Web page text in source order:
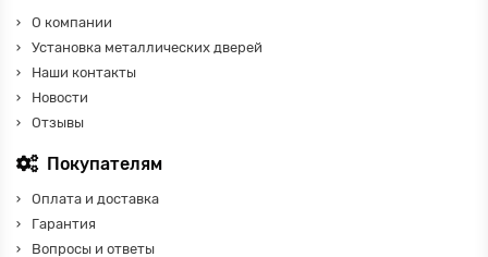
О компании
Установка металлических дверей
Наши контакты
Новости
Отзывы
Покупателям
Оплата и доставка
Гарантия
Вопросы и ответы